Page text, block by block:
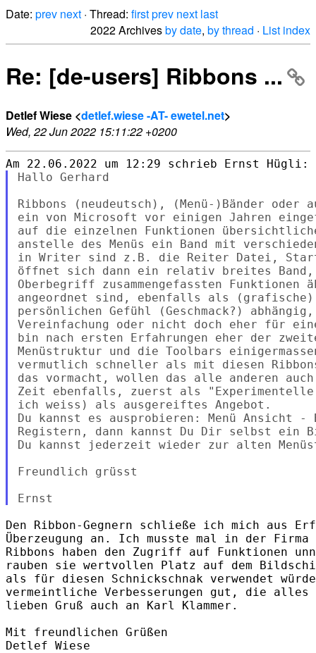
Date: prev next · Thread: firstprev next last
2022 Archivesby date, by thread · List index
Re: [de-users] Ribbons ...
Detlef Wiese <detlef.wiese -AT- ewetel.net>
Wed, 22 Jun 2022 15:11:22 +0200
Hallo Gerhard
Ribbons (neudeutsch), (Menü-)Bänder
ein von Microsoft vor einigen Jahren
auf die einzelnen Funktionen
anstelle des Menüs ein Band mit
in Writer sind z.B. die Reiter Datei,
öffnet sich dann ein relativ breites
Oberbegriff zusammengefassten
angeordnet sind, ebenfalls als
persönlichen Gefühl (Geschmack?)
Vereinfachung oder nicht doch eher für
bin nach ersten Erfahrungen eher der
Menüstruktur und die Toolbars
vermutlich schneller als mit diesen
das vormacht, wollen das alle anderen
Zeit ebenfalls, zuerst als
ich weiss) als ausgereiftes Angebot.
Du kannst es ausprobieren: Menü Ansicht
Registern, dann kannst Du Dir selbst ein
Du kannst jederzeit wieder zur alten
Freundlich grüsst
Den Ribbon-Gegnern schließe ich mich aus
Überzeugung an. Ich musste mal in der
Ribbons haben den Zugriff auf Funktionen
rauben sie wertvollen Platz auf dem
als für diesen Schnickschnak verwendet
vermeintliche Verbesserungen gut, die alles
lieben Gruß auch an Karl Klammer.
Mit freundlichen Grüßen
Detlef Wiese